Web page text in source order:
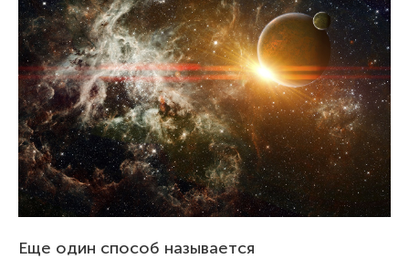
Еще один способ называется